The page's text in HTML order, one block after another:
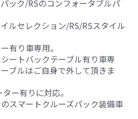
ック/RSのコンフォータブルパ
ルセレクション/RS/RSスタイル
有り車専用。
ートバックテーブル有り車専
ブルはご自身で外して頂きま
ー有りに対応。
スマートクルーズパック装備車